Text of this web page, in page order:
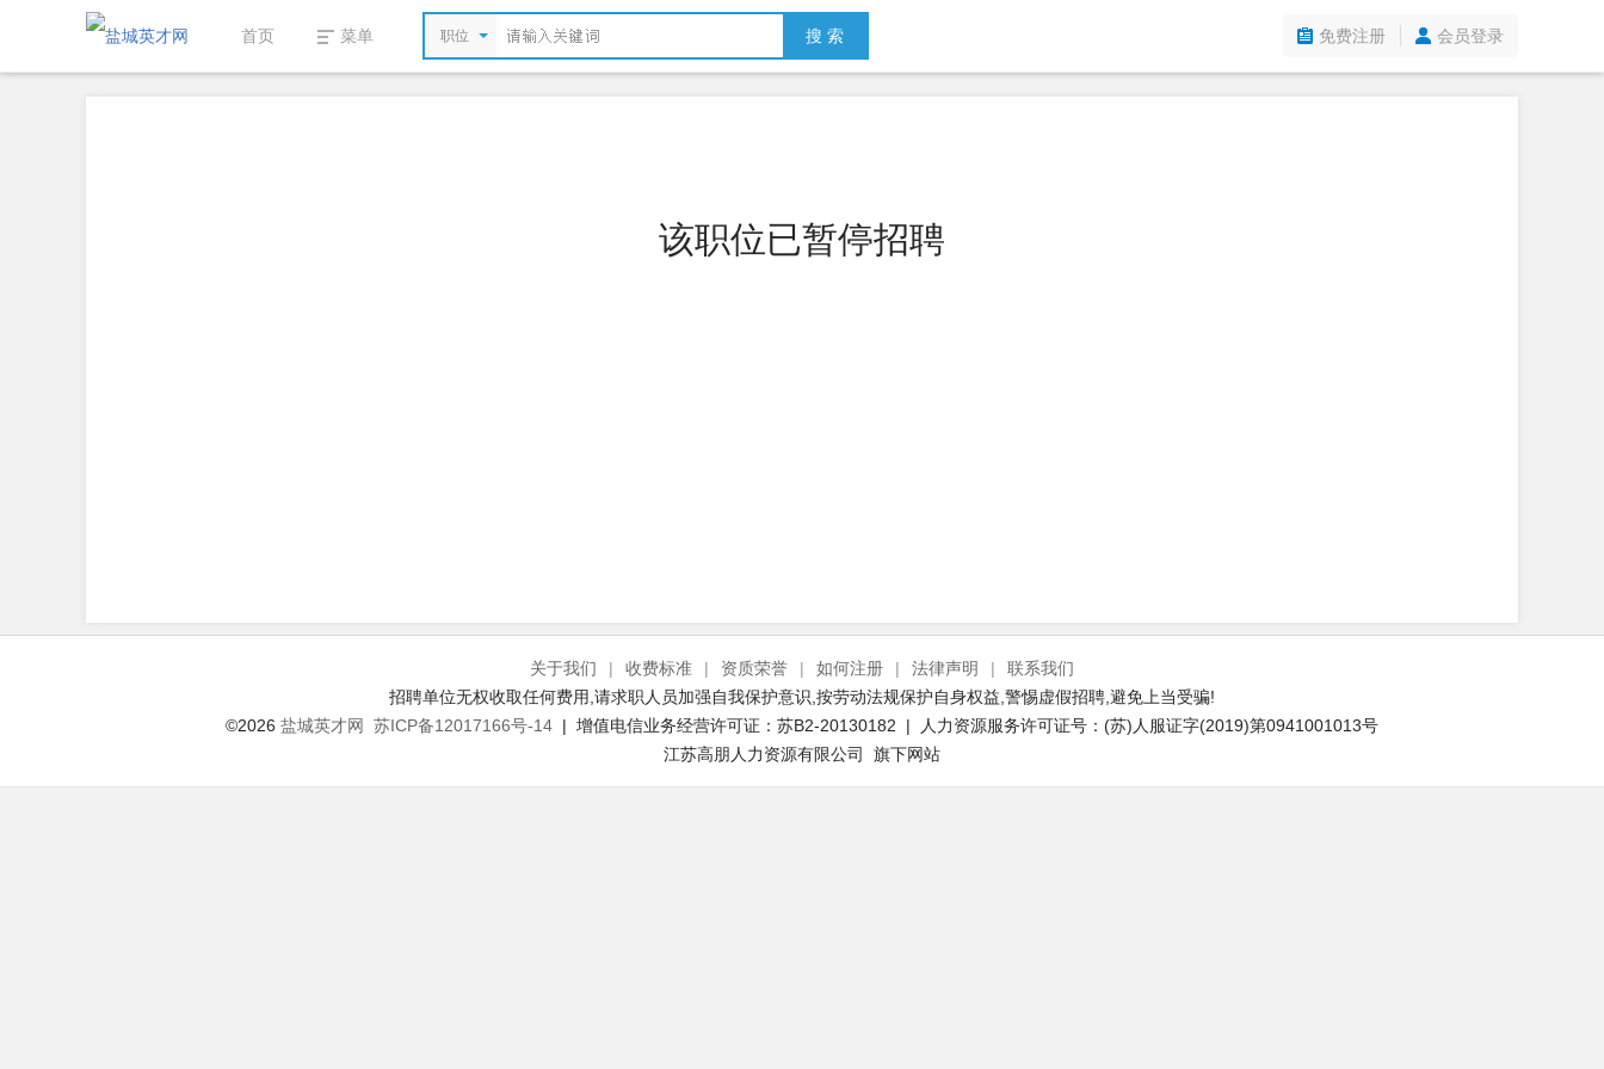
首页 菜单 职位 搜 索 免费注册 会员登录
该职位已暂停招聘
关于我们 | 收费标准 | 资质荣誉 | 如何注册 | 法律声明 |
联系我们
招聘单位无权收取任何费用,请求职人员加强自我保护意识,按劳动法规保护自身权益,警惕虚假招聘,避免上当受骗!
©2026 盐城英才网 苏ICP备12017166号-14 | 增值电信业务经营许可证：苏B2-20130182 | 人力资源服务许可证号：(苏)人服证字(2019)第0941001013号
江苏高朋人力资源有限公司 旗下网站